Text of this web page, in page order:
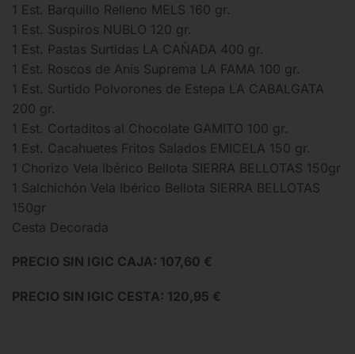
1 Est. Barquillo Relleno MELS 160 gr.
1 Est. Suspiros NUBLO 120 gr.
1 Est. Pastas Surtidas LA CAÑADA 400 gr.
1 Est. Roscos de Anís Suprema LA FAMA 100 gr.
1 Est. Surtido Polvorones de Estepa LA CABALGATA
200 gr.
1 Est. Cortaditos al Chocolate GAMITO 100 gr.
1 Est. Cacahuetes Fritos Salados EMICELA 150 gr.
1 Chorizo Vela Ibérico Bellota SIERRA BELLOTAS 150gr
1 Salchichón Vela Ibérico Bellota SIERRA BELLOTAS
150gr
Cesta Decorada
PRECIO SIN IGIC CAJA: 107,60 €
PRECIO SIN IGIC CESTA: 120,95 €